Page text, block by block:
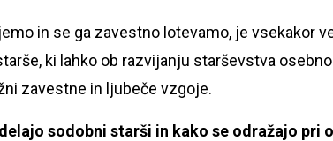
in se ga zavestno lotevamo, je vsekakor
ki lahko ob razvijanju starševstva
zavestne in ljubeče vzgoje.
sodobni starši in kako se odražajo pri